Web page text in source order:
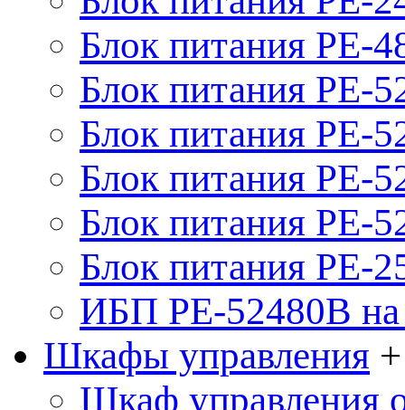
Блок питания PE-
Блок питания PE-
Блок питания PE-
Блок питания PE-
Блок питания PE-
Блок питания PE-
ИБП PE-52480B
Шкафы управления +
Шкаф управления